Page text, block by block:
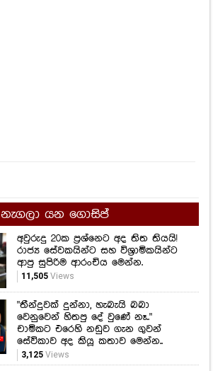
නැගලා යන ගොසිප්
අවුරුදු 20ක ප්‍රශ්නෙට අද තිත තියයි!
රාජ්‍ය සේවකයින්ට සහ විශ්‍රාමිකයින්ට
ආපු සුපිරිම ආරංචිය මෙන්න.
11,505Views
"තීන්දුවක් දුන්නා, හැබැයි බබා
වෙනුවෙන් හිතපු දේ වුණේ නෑ.."
චාමිකට එරෙහි නඩුව ගැන ගුවන්
සේවිකාව අද කියූ කතාව මෙන්න..
3,125Views